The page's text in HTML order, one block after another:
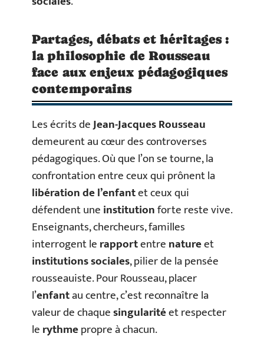
Partages, débats et héritages :
la philosophie de Rousseau
face aux enjeux pédagogiques
contemporains
Les écrits deJean-Jacques Rousseau
demeurent au cœur des controverses
pédagogiques. Où que l’on se tourne, la
confrontation entre ceux qui prônent la
libération de l’enfantet ceux qui
défendent uneinstitutionforte reste vive.
Enseignants, chercheurs, familles
interrogent lerapportentrenatureet
institutions sociales, pilier de la pensée
rousseauiste. Pour Rousseau, placer
l’enfantau centre, c’est reconnaître la
valeur de chaquesingularitéet respecter
lerythmepropre à chacun.